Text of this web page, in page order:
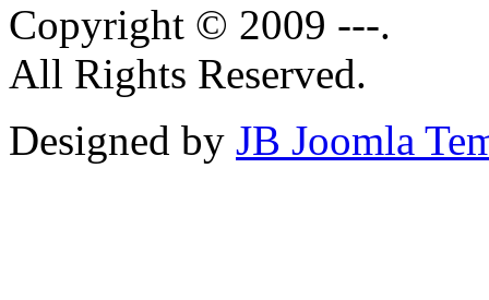
Copyright © 2009 ---.
All Rights Reserved.
Designed by JB Joomla